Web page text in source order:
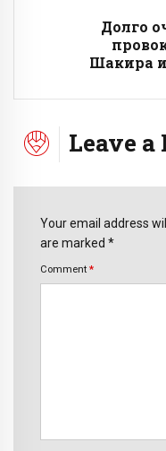
Долго
Шакира и
Leave a
Your email address
are marked *
Comment *